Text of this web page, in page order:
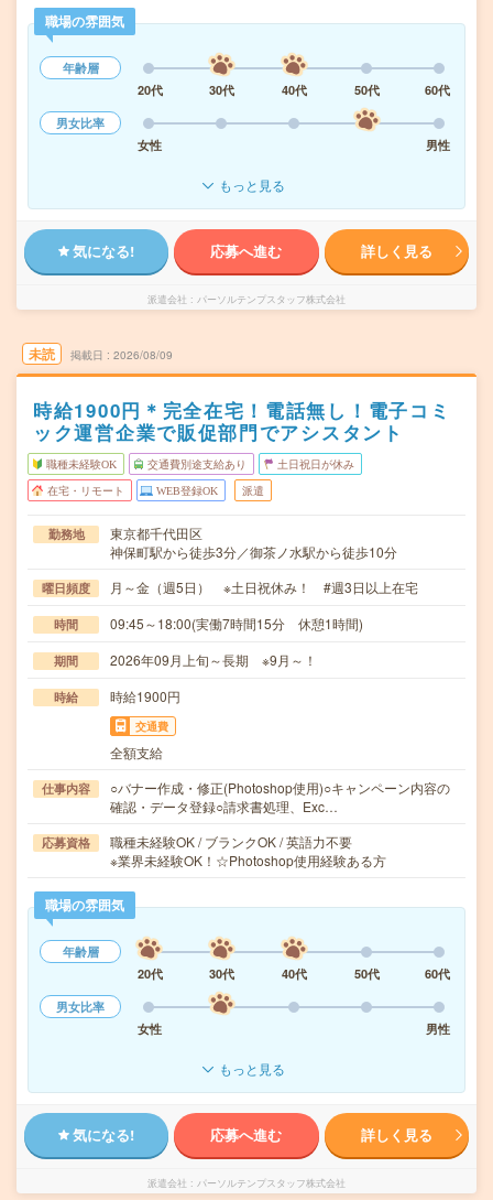
職場の雰囲気
年齢層
20代
30代 40代 50代
60代
男女比率
女性
男性
もっと見る
気になる! 応募へ進む 詳しく見る
派遣会社 パーソルテンプスタッフ株式会社
未読 掲載日 2026/08/09
時給1900円＊完全在宅！電話無し！電子コミ
ック運営企業で販促部門でアシスタント
職種未経験OK 交通費別途支給あり 土日祝日が休み
在宅・リモート WEB登録OK 派遣
勤務地
東京都千代田区
神保町駅から徒歩3分／御茶ノ水駅から徒歩10分
曜日頻度 月～金（週5日） ※土日祝休み！ #週3日以上在宅
時間 09:45～18:00(実働7時間15分 休憩1時間)
期間 2026年09月上旬～長期 ※9月～！
時給 時給1900円
交通費
全額支給
仕事内容
○バナー作成・修正(Photoshop使用)○キャンペーン内容の
確認・データ登録○請求書処理、Exc…
応募資格
職種未経験OK / ブランクOK / 英語力不要
※業界未経験OK！☆Photoshop使用経験ある方
職場の雰囲気
年齢層
20代
30代 40代 50代
60代
男女比率
女性
男性
もっと見る
気になる! 応募へ進む 詳しく見る
派遣会社 パーソルテンプスタッフ株式会社